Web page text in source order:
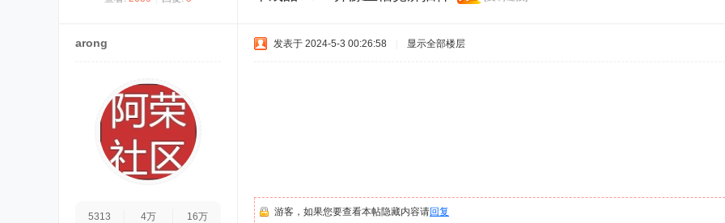
arong
5313
4万
16万
发表于 2024-5-3 00:26:58 显示全部楼层
游客，如果您要查看本帖隐藏内容请回复